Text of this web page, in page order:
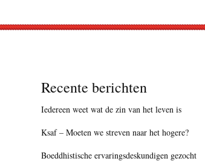
Recente berichten
Iedereen weet wat de zin van het leven is
Ksaf – Moeten we streven naar het hogere?
Boeddhistische ervaringsdeskundigen gezocht